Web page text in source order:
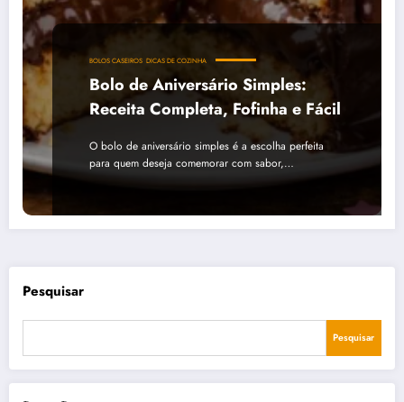
BOLOS CASEIROS DICAS DE COZINHA
Bolo de Aniversário Simples:
Receita Completa, Fofinha e Fácil
O bolo de aniversário simples é a escolha perfeita
para quem deseja comemorar com sabor,…
Pesquisar
Pesquisar